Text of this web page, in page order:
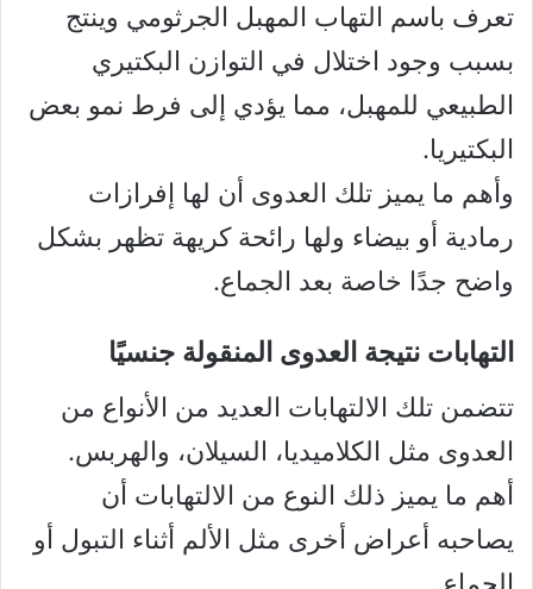
تعرف باسم التهاب المهبل الجرثومي وينتج
بسبب وجود اختلال في التوازن البكتيري
الطبيعي للمهبل، مما يؤدي إلى فرط نمو بعض
البكتيريا.
وأهم ما يميز تلك العدوى أن لها إفرازات
رمادية أو بيضاء ولها رائحة كريهة تظهر بشكل
واضح جدًا خاصة بعد الجماع.
التهابات نتيجة العدوى المنقولة جنسيًا
تتضمن تلك الالتهابات العديد من الأنواع من
العدوى مثل الكلاميديا، السيلان، والهربس.
أهم ما يميز ذلك النوع من الالتهابات أن
يصاحبه أعراض أخرى مثل الألم أثناء التبول أو
الجماع.